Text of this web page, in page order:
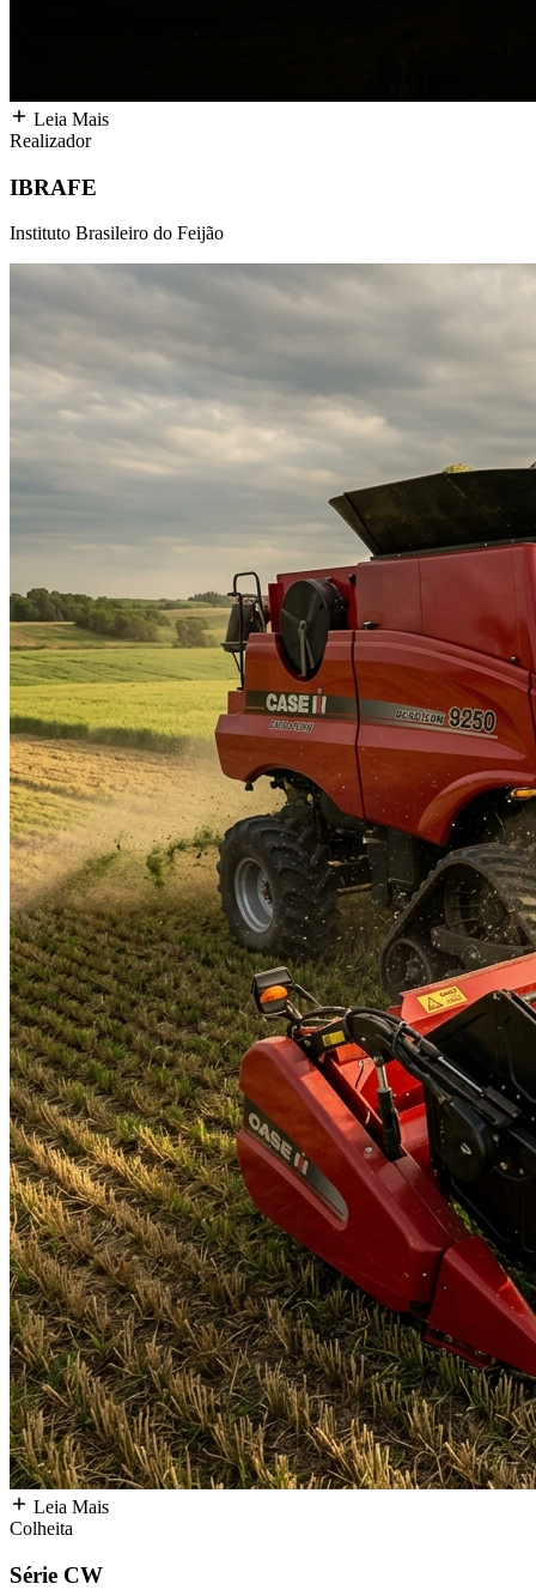
Leia Mais
Realizador
IBRAFE
Instituto Brasileiro do Feijão
Leia Mais
Colheita
Série CW